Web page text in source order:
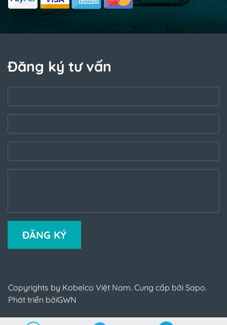
Đăng ký tư vấn
ĐĂNG KÝ
Copyrights by Kobelco Việt Nam. Cung cấp bởi Sapo.
Phát triển bởiGWN